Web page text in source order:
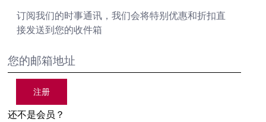
订阅我们的时事通讯，我们会将特别优惠和折扣直
接发送到您的收件箱
注册
还不是会员？